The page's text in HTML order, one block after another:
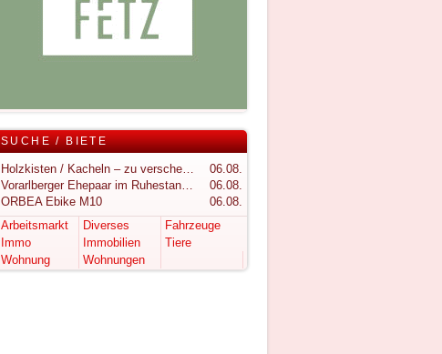
SUCHE / BIETE
Holzkisten / Kacheln – zu verschenken
06.08.
Vorarlberger Ehepaar im Ruhestand sucht ruhigen Rückzugsort im Bregenzerwald
06.08.
ORBEA Ebike M10
06.08.
Arbeitsmarkt
Diverses
Fahrzeuge
Immo
Immobilien
Tiere
Wohnung
Wohnungen